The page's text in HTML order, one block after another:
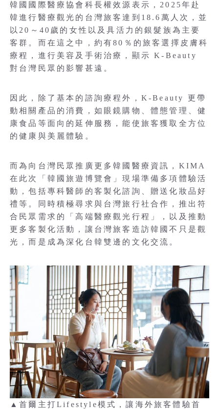
韓國國際醫療協會科長權效源表示，2025年赴
韓進行醫療觀光的台灣旅客達到18.6萬人次，並
以20～40歲的女性以及具活力的銀髮族為主要
客群。而在這之中，約有80％的旅客選擇皮膚科
療程，進行美容及手術治療，顯示 K-Beauty
對台灣民眾的影響甚遠。
因此，除了基本的諮詢療程外，K-Beauty 更帶
動相關產品的消費，如眼鏡購物、體態管理、健
康食品等面向的延伸服務，能使旅客獲取全方位
的健康與美麗體驗。
而為向台灣民眾推廣更多韓國醫療資訊，KIMA
在此次「韓國旅遊博覽會」現場準備多項體驗活
動，包括專科醫師的客製化諮詢、贈送化妝品好
禮等。同時積極尋求與台灣旅行社合作，推出符
合民眾需求的「高端醫療觀光行程」，以及推動
更多客製化活動，讓台灣旅客造訪韓國不只是觀
光，而是成為深化台韓雙邊的文化交流。
▲首爾主打Lifestyle模式，讓海外旅客體驗首